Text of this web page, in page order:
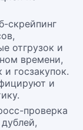
скрейпинг
отгрузок и
времени,
госзакупок.
и
проверка